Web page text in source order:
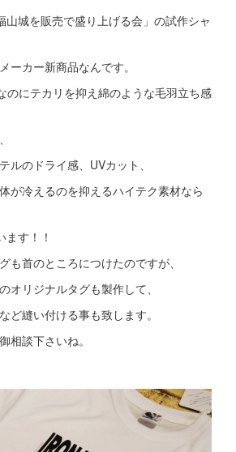
山城を販売で盛り上げる会」の試作シャ
ーカー新商品なんです。
のにテカリを抑え綿のような毛羽立ち感
ルのドライ感、UVカット、
が冷えるのを抑えるハイテク素材なら
す！！
も首のところにつけたのですが、
オリジナルタグも製作して、
ど縫い付ける事も致します。
相談下さいね。